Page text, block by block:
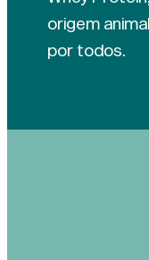
origem
por todos.